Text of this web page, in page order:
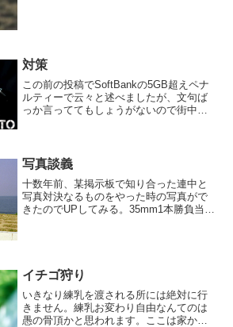
対策
この前の投稿でSoftBankの5GB超えペナ
ルティーで云々と述べましたが、文句ば
っか言っててもしょうがないので街中に
ろです。使っ...
写真談義
十数年前、某掲示板で知り合った連中と
写真対決なるものをやった時の写真がで
きたのでUPしてみる。35mm1本勝負当時
イチゴ狩り
いきなり練乳を渡される所には絶対に行
きません。練乳お変わり自由なんてのは
愚の骨頂かと思われます。ここは家から